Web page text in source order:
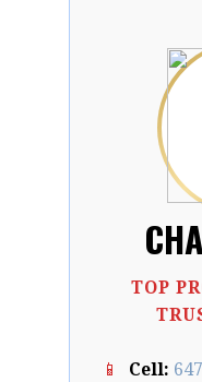
TOP
📱 Cell: